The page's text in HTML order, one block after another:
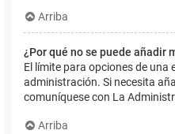
Arriba
¿Por qué no se puede añadir
El límite para opciones de una
administración. Si necesita
comuníquese con La
Arriba